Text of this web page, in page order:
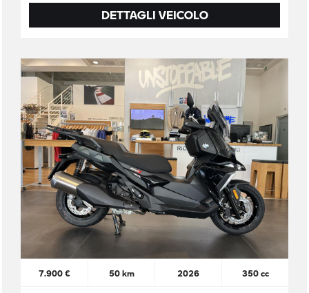
DETTAGLI VEICOLO
7.900 € 50 km 2026 350 cc